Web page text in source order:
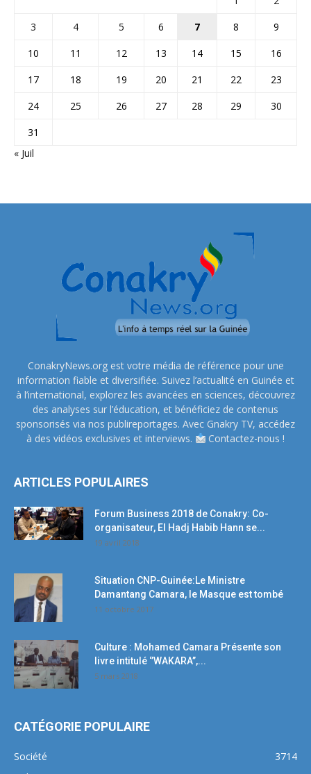
3
4 5 6 7 8
9
10
11 12 13 14 15
16
17
18 19 20 21 22
23
24
25 26 27 28 29
30
31
« Juil
ConakryNews.org est votre média de référence pour une
information fiable et diversifiée. Suivez l’actualité en Guinée et
à l’international, explorez les avancées en sciences, découvrez
des analyses sur l’éducation, et bénéficiez de contenus
sponsorisés via nos publireportages. Avec Gnakry TV, accédez
à des vidéos exclusives et interviews.
Contactez-nous !
ARTICLES POPULAIRES
Forum Business 2018 de Conakry: Co-
organisateur, El Hadj Habib Hann se...
19 avril 2018
Situation CNP-Guinée:Le Ministre
Damantang Camara, le Masque est tombé
11 octobre 2017
Culture : Mohamed Camara Présente son
livre intitulé ‘’WAKARA’’,...
5 mars 2018
CATÉGORIE POPULAIRE
Société
3714